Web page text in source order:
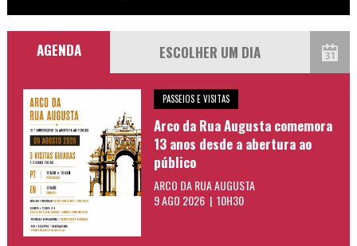
AGENDA
PASSEIOS E VISITAS
Arco da Rua Augusta comemora
13 anos desde a abertura ao
público
ARCO DA RUA AUGUSTA
9 AGO 2026 | 10H30